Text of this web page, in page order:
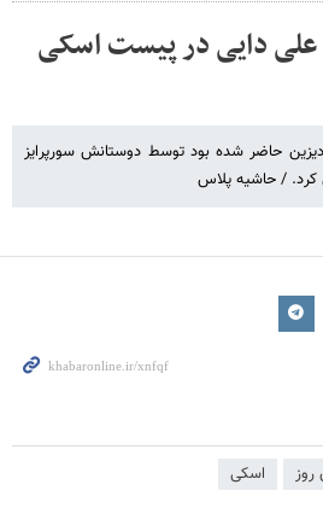
علی دایی در پیست اسکی
حاضر شده بود توسط دوستانش سورپرایز
/ حاشیه پلاس
روز اسکی